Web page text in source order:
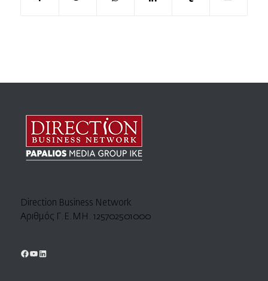
Direction Business Network
Αριθμός Γ.Ε.ΜΗ. 125702501000